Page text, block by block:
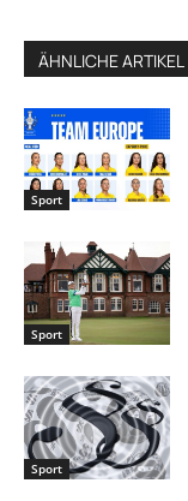
ÄHNLICHE ARTIKEL
Sport
Sport
Sport